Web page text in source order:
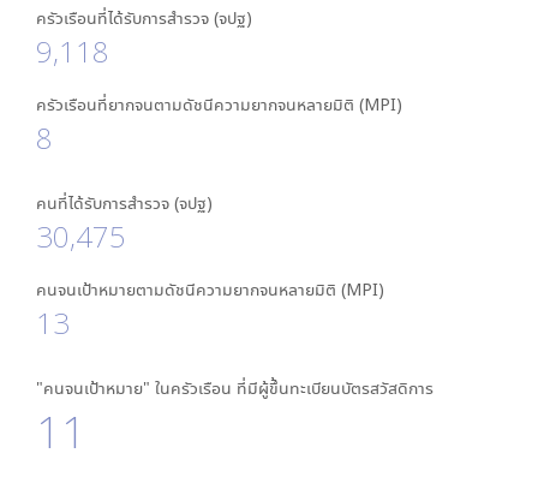
ครัวเรือนที่ได้รับการสำรวจ (จปฐ)
9,118
ครัวเรือนที่ยากจนตามดัชนีความยากจนหลายมิติ (MPI)
8
คนที่ได้รับการสำรวจ (จปฐ)
30,475
คนจนเป้าหมายตามดัชนีความยากจนหลายมิติ (MPI)
13
"คนจนเป้าหมาย" ในครัวเรือน ที่มีผู้ขึ้นทะเบียนบัตรสวัสดิการ
11